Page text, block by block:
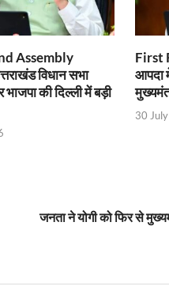
लेकर सीएम धामी का सख्त एक्शन प्लान
ने किया हवाई सर्वे
कानपुर की प्राचीन पांडुलिपियां होंगी
और गृह मंत्री को प्रेजेंटेशन देंगे सीएम साय
पायलटों की फौज
दिया कि “जो खेलेगा वो खिलेगा: मंत्री
Assembly
विधान सभा
की दिल्ली में बड़ी
First
आपदा
30
जनता ने योगी को फिर से